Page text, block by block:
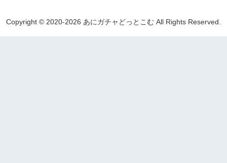
Copyright © 2020-2026 あにガチャどっとこむ All Rights Reserved.